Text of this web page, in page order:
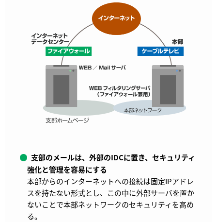
支部のメールは、外部のIDCに置き、セキュリティ
強化と管理を容易にする
本部からのインターネットへの接続は固定IPアドレ
スを持たない形式とし、この中に外部サーバを置か
ないことで本部ネットワークのセキュリティを高め
る。